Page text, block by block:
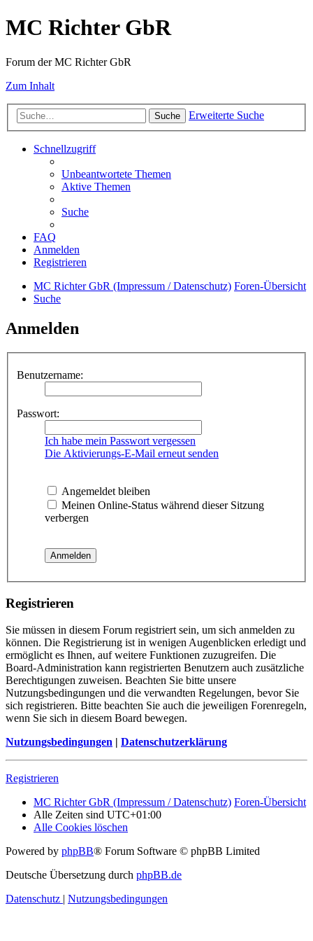
MC Richter GbR
Forum der MC Richter GbR
Zum Inhalt
Suche Erweiterte Suche
Schnellzugriff
Unbeantwortete Themen
Aktive Themen
Suche
FAQ
Anmelden
Registrieren
MC Richter GbR (Impressum / Datenschutz) Foren-Übersicht
Suche
Anmelden
Benutzername:
Passwort:
Ich habe mein Passwort vergessen
Die Aktivierungs-E-Mail erneut senden
Angemeldet bleiben
Meinen Online-Status während dieser Sitzung
verbergen
Registrieren
Sie müssen in diesem Forum registriert sein, um sich anmelden zu
können. Die Registrierung ist in wenigen Augenblicken erledigt und
ermöglicht es Ihnen, auf weitere Funktionen zuzugreifen. Die
Board-Administration kann registrierten Benutzern auch zusätzliche
Berechtigungen zuweisen. Beachten Sie bitte unsere
Nutzungsbedingungen und die verwandten Regelungen, bevor Sie
sich registrieren. Bitte beachten Sie auch die jeweiligen Forenregeln,
wenn Sie sich in diesem Board bewegen.
Nutzungsbedingungen | Datenschutzerklärung
Registrieren
MC Richter GbR (Impressum / Datenschutz) Foren-Übersicht
Alle Zeiten sind UTC+01:00
Alle Cookies löschen
Powered by phpBB® Forum Software © phpBB Limited
Deutsche Übersetzung durch phpBB.de
Datenschutz | Nutzungsbedingungen